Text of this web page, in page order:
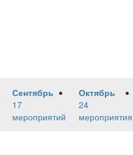
Сентябрь
17
мероприятий
Октябрь
24
мероприятия